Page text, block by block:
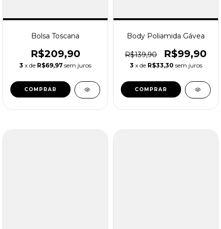
Bolsa Toscana
R$209,90
3 x de R$69,97 sem juros
COMPRAR
Body Poliamida Gávea
R$139,90 R$99,90
3 x de R$33,30 sem juros
COMPRAR